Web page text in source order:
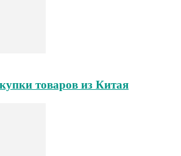
товаров из Китая